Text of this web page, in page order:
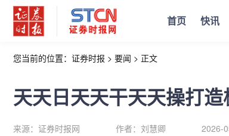
首页 快讯
您当前的位置： 证券时报 > 要闻 > 正文
天天日天天干天天操打
来源： 证券时报网 作者： 刘慧卿 2026-